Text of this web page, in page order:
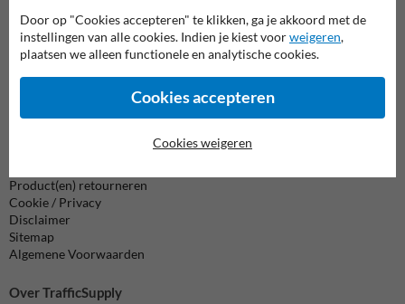
info@trafficsupply.be
Alle contactgegevens
Product(en) retourneren
Cookie / Privacy
Disclaimer
Sitemap
Algemene Voorwaarden
Over TrafficSupply
Door op "Cookies accepteren" te klikken, ga je akkoord met de
instellingen van alle cookies. Indien je kiest voorweigeren,
plaatsen we alleen functionele en analytische cookies.
Cookies accepteren
Cookies weigeren